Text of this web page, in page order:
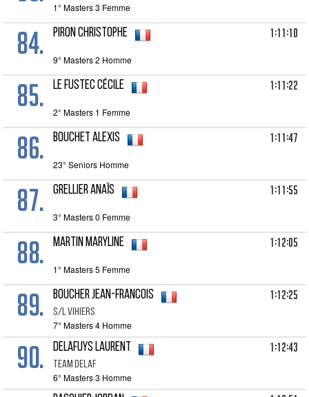
1° Masters 3 Femme
84. PIRON Christophe 1:11:10
9° Masters 2 Homme
85. LE FUSTEC Cécile 1:11:22
2° Masters 1 Femme
86. BOUCHET Alexis 1:11:47
23° Seniors Homme
87. GRELLIER Anaïs 1:11:55
3° Masters 0 Femme
88. MARTIN Maryline 1:12:05
1° Masters 5 Femme
89. BOUCHER Jean-Francois
S/L VIHIERS
1:12:25
7° Masters 4 Homme
90. DELAFUYS Laurent
TEAM DELAF
1:12:43
6° Masters 3 Homme